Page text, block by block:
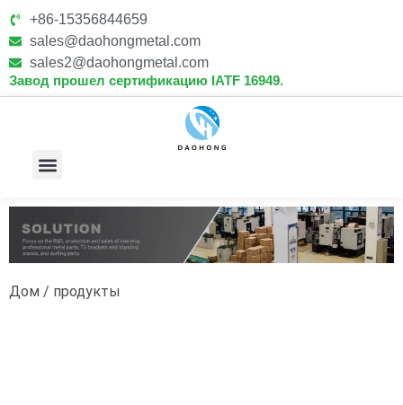
+86-15356844659
sales@daohongmetal.com
sales2@daohongmetal.com
Завод прошел сертификацию IATF 16949.
Дом / продукты